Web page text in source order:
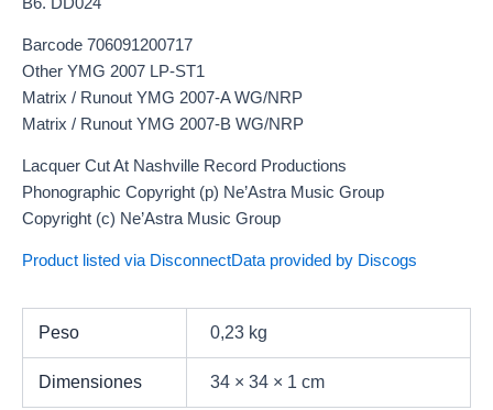
Barcode 706091200717
Other YMG 2007 LP-ST1
Matrix / Runout YMG 2007-A WG/NRP
Matrix / Runout YMG 2007-B WG/NRP
Lacquer Cut At Nashville Record Productions
Phonographic Copyright (p) Ne’Astra Music Group
Copyright (c) Ne’Astra Music Group
Product listed via DisconnectData provided by Discogs
Peso 0,23 kg
Dimensiones 34 × 34 × 1 cm